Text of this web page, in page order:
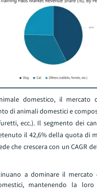
domestico, il mercato
di animali domestici e
ecc.). Il segmento dei
il 42,6% della quota di
che crescera con un CAGR
a dominare il mercato
mantenendo la loro